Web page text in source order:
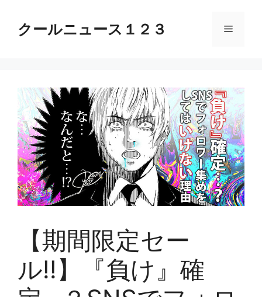
クールニュース１２３ メ
ュ
ー
【期間限定セー
ル!!】『負け』確